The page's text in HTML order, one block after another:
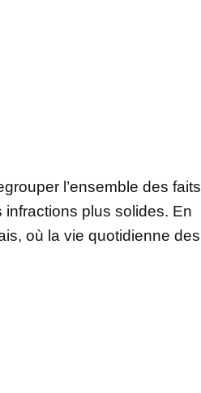
l’ensemble des faits
infractions plus solides. En
où la vie quotidienne des